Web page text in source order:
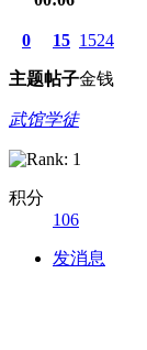
0
主题
15
帖子
1524
金钱
武馆学徒
积分
106
发消息